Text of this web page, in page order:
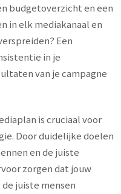
budgetoverzicht en een
in elk mediakanaal en
Een
in je
van je campagne
is cruciaal voor
Door duidelijke doelen
en de juiste
zorgen dat jouw
juiste mensen